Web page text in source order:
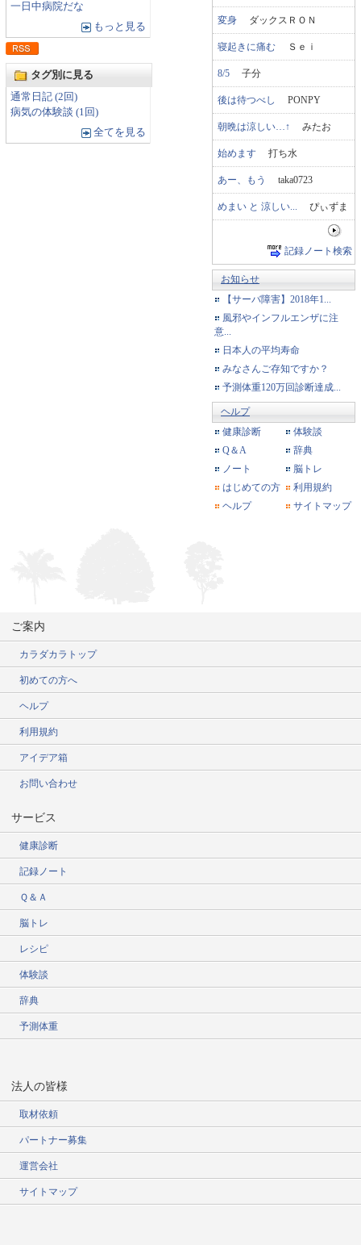
一日中病院だな
もっと見る
タグ別に見る
通常日記 (2回)
病気の体験談 (1回)
全てを見る
変身 ダックスＲＯＮ
寝起きに痛む Ｓｅｉ
8/5 子分
後は待つべし PONPY
朝晩は涼しい…↑ みたお
始めます 打ち水
あー、もう taka0723
めまい と 涼しい... ぴぃずま
記録ノート検索
お知らせ
【サーバ障害】2018年1...
風邪やインフルエンザに注
意...
日本人の平均寿命
みなさんご存知ですか？
予測体重120万回診断達成...
ヘルプ
健康診断
体験談
Q＆A
辞典
ノート
脳トレ
はじめての方
利用規約
ヘルプ
サイトマップ
ご案内
カラダカラトップ
初めての方へ
ヘルプ
利用規約
アイデア箱
お問い合わせ
サービス
健康診断
記録ノート
Ｑ＆Ａ
脳トレ
レシピ
体験談
辞典
予測体重
法人の皆様
取材依頼
パートナー募集
運営会社
サイトマップ